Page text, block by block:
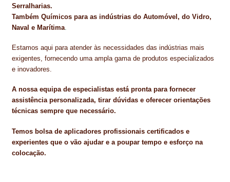
Serralharias.
Também Químicos para as indústrias do Automóvel, do Vidro,
Naval e Marítima.
Estamos aqui para atender às necessidades das indústrias mais
exigentes, fornecendo uma ampla gama de produtos especializados
e inovadores.
A nossa equipa de especialistas está pronta para fornecer
assistência personalizada, tirar dúvidas e oferecer orientações
técnicas sempre que necessário.
Temos bolsa de aplicadores profissionais certificados e
experientes que o vão ajudar e a poupar tempo e esforço na
colocação.